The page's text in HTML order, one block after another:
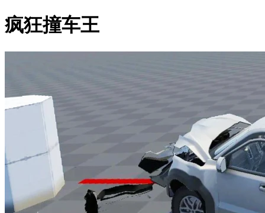
疯狂撞车王